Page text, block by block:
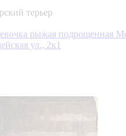
терьер
рыжая подрощенная
ул., 2к1